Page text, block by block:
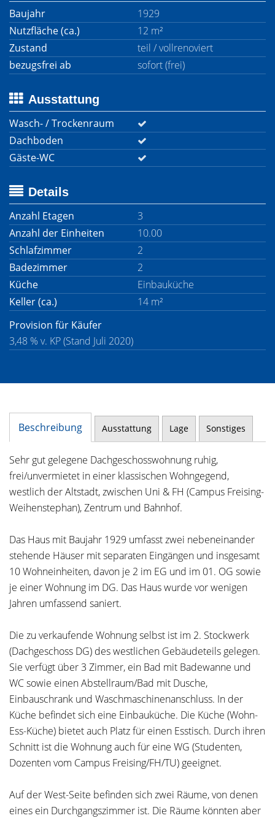
Baujahr
1929
Nutzfläche (ca.)
12 m²
Zustand
teil / vollrenoviert
bezugsfrei ab
sofort (frei)
Ausstattung
Wasch- / Trockenraum
Dachboden
Gäste-WC
Details
Anzahl Etagen
3
Anzahl der Einheiten
10.00
Schlafzimmer
2
Badezimmer
2
Küche
Einbauküche
Keller (ca.)
14 m²
Provision für Käufer
3,48 % v. KP (Stand Juli 2020)
Beschreibung Ausstattung Lage Sonstiges
Sehr gut gelegene Dachgeschosswohnung ruhig,
frei/unvermietet in einer klassischen Wohngegend,
westlich der Altstadt, zwischen Uni & FH (Campus Freising-
Weihenstephan), Zentrum und Bahnhof.
Das Haus mit Baujahr 1929 umfasst zwei nebeneinander
stehende Häuser mit separaten Eingängen und insgesamt
10 Wohneinheiten, davon je 2 im EG und im 01. OG sowie
je einer Wohnung im DG. Das Haus wurde vor wenigen
Jahren umfassend saniert.
Die zu verkaufende Wohnung selbst ist im 2. Stockwerk
(Dachgeschoss DG) des westlichen Gebäudeteils gelegen.
Sie verfügt über 3 Zimmer, ein Bad mit Badewanne und
WC sowie einen Abstellraum/Bad mit Dusche,
Einbauschrank und Waschmaschinenanschluss. In der
Küche befindet sich eine Einbauküche. Die Küche (Wohn-
Ess-Küche) bietet auch Platz für einen Esstisch. Durch ihren
Schnitt ist die Wohnung auch für eine WG (Studenten,
Dozenten vom Campus Freising/FH/TU) geeignet.
Auf der West-Seite befinden sich zwei Räume, von denen
eines ein Durchgangszimmer ist. Die Räume könnten aber